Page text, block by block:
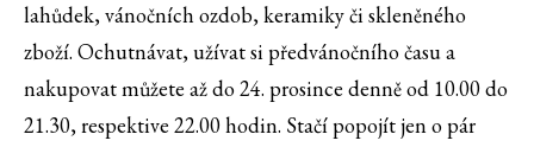
lahůdek, vánočních ozdob, keramiky či skleněného
zboží. Ochutnávat, užívat si předvánočního času a
nakupovat můžete až do 24. prosince denně od 10.00 do
21.30, respektive 22.00 hodin. Stačí popojít jen o pár